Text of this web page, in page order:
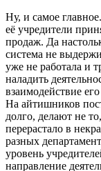
Ну, и самое
её учредители
продаж. Да
система не
уже не работала и
наладить
взаимодействие
На айтишников
долго, делают не
перерастало в
разных
уровень
направление